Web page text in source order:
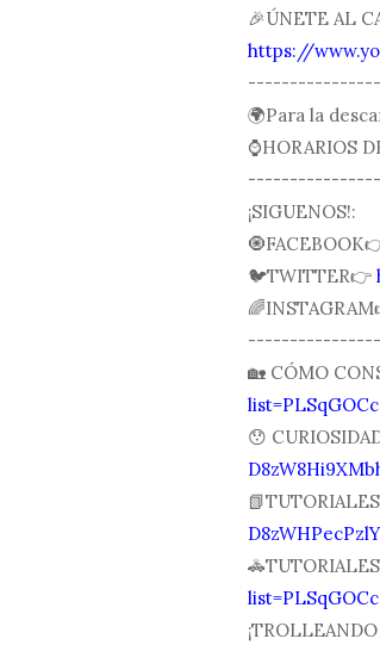
🎉ÚNETE AL
https://
🌍Para la
⌚️HORARIOS
¡SIGUENOS!:
🐦TWITTER👉
🏡 CÓMO
😯